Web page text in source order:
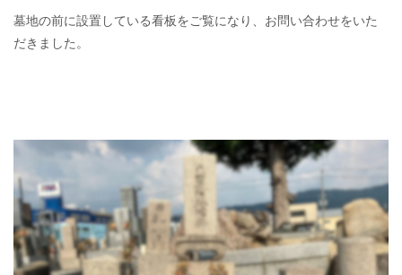
墓地の前に設置している看板をご覧になり、お問い合わせをいた
だきました。